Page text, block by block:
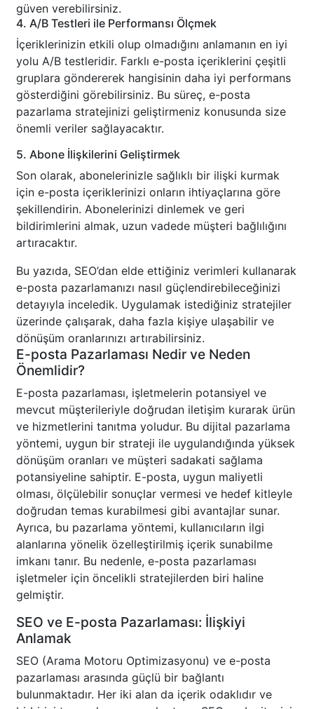
güven verebilirsiniz.
4. A/B Testleri ile Performansı Ölçmek
İçeriklerinizin etkili olup olmadığını anlamanın en iyi
yolu A/B testleridir. Farklı e-posta içeriklerini çeşitli
gruplara göndererek hangisinin daha iyi performans
gösterdiğini görebilirsiniz. Bu süreç, e-posta
pazarlama stratejinizi geliştirmeniz konusunda size
önemli veriler sağlayacaktır.
5. Abone İlişkilerini Geliştirmek
Son olarak, abonelerinizle sağlıklı bir ilişki kurmak
için e-posta içeriklerinizi onların ihtiyaçlarına göre
şekillendirin. Abonelerinizi dinlemek ve geri
bildirimlerini almak, uzun vadede müşteri bağlılığını
artıracaktır.
Bu yazıda, SEO’dan elde ettiğiniz verimleri kullanarak
e-posta pazarlamanızı nasıl güçlendirebileceğinizi
detayıyla inceledik. Uygulamak istediğiniz stratejiler
üzerinde çalışarak, daha fazla kişiye ulaşabilir ve
dönüşüm oranlarınızı artırabilirsiniz.
E-posta Pazarlaması Nedir ve Neden
Önemlidir?
E-posta pazarlaması, işletmelerin potansiyel ve
mevcut müşterileriyle doğrudan iletişim kurarak ürün
ve hizmetlerini tanıtma yoludur. Bu dijital pazarlama
yöntemi, uygun bir strateji ile uygulandığında yüksek
dönüşüm oranları ve müşteri sadakati sağlama
potansiyeline sahiptir. E-posta, uygun maliyetli
olması, ölçülebilir sonuçlar vermesi ve hedef kitleyle
doğrudan temas kurabilmesi gibi avantajlar sunar.
Ayrıca, bu pazarlama yöntemi, kullanıcıların ilgi
alanlarına yönelik özelleştirilmiş içerik sunabilme
imkanı tanır. Bu nedenle, e-posta pazarlaması
işletmeler için öncelikli stratejilerden biri haline
gelmiştir.
SEO ve E-posta Pazarlaması: İlişkiyi
Anlamak
SEO (Arama Motoru Optimizasyonu) ve e-posta
pazarlaması arasında güçlü bir bağlantı
bulunmaktadır. Her iki alan da içerik odaklıdır ve